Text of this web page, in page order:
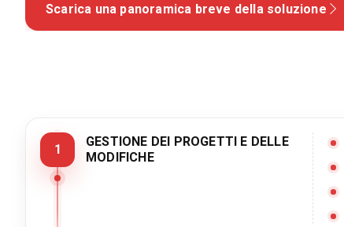
Scarica una panoramica breve della soluzione
1
GESTIONE DEI PROGETTI E DELLE
MODIFICHE